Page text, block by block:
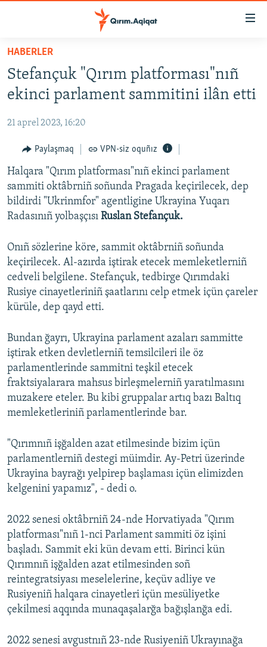
Esas
qaytmaq
Baş
navigatsiyağa
qaytmaq
qaytmaq
HABERLER
SİYASET
İQTİSADİYAT
CEMİYET
MEDENİYET
İNSAN AQLARI
VİDEO
SÜRET
FİKİR
Русский
Українською
QOŞULIÑIZ!
RFE/RS bütün saytları
HABERLER
Stefançuk "Qırım platforması"nıñ
ekinci parlament sammitini ilân etti
21 aprel 2023, 16:20
Paylaşmaq VPN-siz oquñız
Halqara "Qırım platforması"nıñ ekinci parlament
sammiti oktâbrniñ soñunda Pragada keçirilecek, dep
bildirdi "Ukrinmfor" agentligine Ukrayina Yuqarı
Radasınıñ yolbaşçısı Ruslan Stefançuk.
Onıñ sözlerine köre, sammit oktâbrniñ soñunda
keçirilecek. Al-azırda iştirak etecek memleketlerniñ
cedveli belgilene. Stefançuk, tedbirge Qırımdaki
Rusiye cinayetleriniñ şaatlarını celp etmek içün çareler
kürüle, dep qayd etti.
Bundan ğayrı, Ukrayina parlament azaları sammitte
iştirak etken devletlerniñ temsilcileri ile öz
parlamentlerinde sammitni teşkil etecek
fraktsiyalarara mahsus birleşmelerniñ yaratılmasını
muzakere eteler. Bu kibi gruppalar artıq bazı Baltıq
memleketleriniñ parlamentlerinde bar.
"Qırımnıñ işğalden azat etilmesinde bizim içün
parlamentlerniñ destegi müimdir. Ay-Petri üzerinde
Ukrayina bayrağı yelpirep başlaması içün elimizden
kelgenini yapamız", - dedi o.
2022 senesi oktâbrniñ 24-nde Horvatiyada "Qırım
platforması"nıñ 1-nci Parlament sammiti öz işini
başladı. Sammit eki kün devam etti. Birinci kün
Qırımnıñ işğalden azat etilmesinden soñ
reintegratsiyası meselelerine, keçüv adliye ve
Rusiyeniñ halqara cinayetleri içün mesüliyetke
çekilmesi aqqında munaqaşalarğa bağışlanğa edi.
2022 senesi avgustnıñ 23-nde Rusiyeniñ Ukrayınağa